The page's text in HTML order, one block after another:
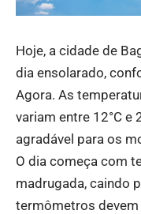
Hoje, a cidade de
dia ensolarado,
Agora. As
variam entre 12°C e
agradável para os
O dia começa com
madrugada, caindo
termômetros devem